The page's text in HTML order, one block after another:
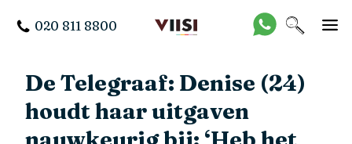
020 811 8800
De Telegraaf: Denise (24)
houdt haar uitgaven